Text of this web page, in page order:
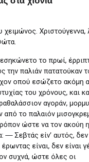
χειμώνος. Χριστούγεννα,
το πρωί,
την παλιάν πατατούκαν
οπού εσώζετο ακόμη
του χρόνους, και
αγοράν,
από το παλαιόν
ώστε να τον ακούη η
― Σεβτάς είν’ αυτός, δεν
είναι, δεν είναι
συχνά, ώστε όλες οι